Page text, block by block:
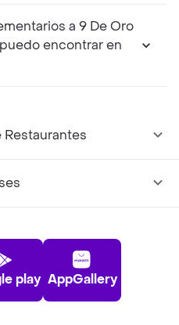
a 9 De Oro
encontrar en
Restaurantes
play AppGallery